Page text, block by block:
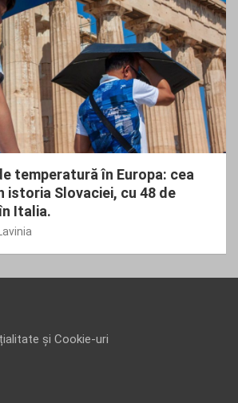
temperatură în Europa: cea
istoria Slovaciei, cu 48 de
Italia.
și Cookie-uri